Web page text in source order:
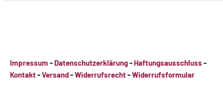
Impressum - Datenschutzerklärung- Haftungsausschluss -
Kontakt-Versand-Widerrufsrecht-Widerrufsformular